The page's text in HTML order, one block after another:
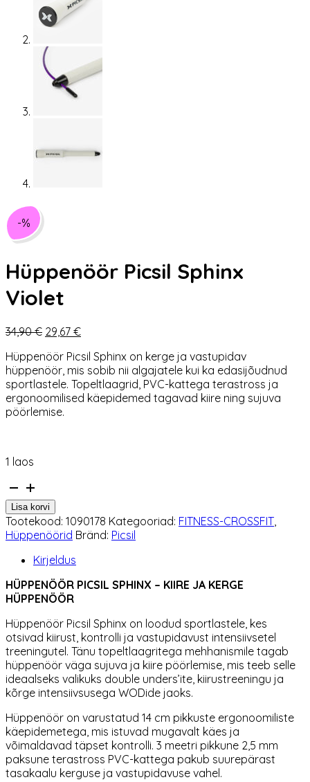
-%
Hüppenöör Picsil Sphinx
Violet
34,90€ Algne
oli:
34,90 €.
29,67 €Praegune
on:
29,67 €.
Hüppenöör Picsil Sphinx on kerge ja vastupidav
hüppenöör, mis sobib nii algajatele kui ka edasijõudnud
sportlastele. Topeltlaagrid, PVC-kattega terastross ja
ergonoomilised käepidemed tagavad kiire ning sujuva
pöörlemise.
1 laos
Hüppenöör
Picsil
Sphinx
Violet
kogus
Lisa korvi
Tootekood: 1090178 Kategooriad: FITNESS-CROSSFIT,
Hüppenöörid Bränd: Picsil
Kirjeldus
HÜPPENÖÖR PICSIL SPHINX – KIIRE JA KERGE
HÜPPENÖÖR
Hüppenöör Picsil Sphinx on loodud sportlastele, kes
otsivad kiirust, kontrolli ja vastupidavust intensiivsetel
treeningutel. Tänu topeltlaagritega mehhanismile tagab
hüppenöör väga sujuva ja kiire pöörlemise, mis teeb selle
ideaalseks valikuks double unders’ite, kiirustreeningu ja
kõrge intensiivsusega WODide jaoks.
Hüppenöör on varustatud 14 cm pikkuste ergonoomiliste
käepidemetega, mis istuvad mugavalt käes ja
võimaldavad täpset kontrolli. 3 meetri pikkune 2,5 mm
paksune terastross PVC-kattega pakub suurepärast
tasakaalu kerguse ja vastupidavuse vahel.